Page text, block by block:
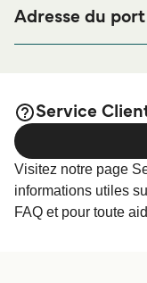
ou à proximité,
êtes à la recherche
Adresse du port
Service
Visitez notre page
informations utiles
FAQ et pour toute